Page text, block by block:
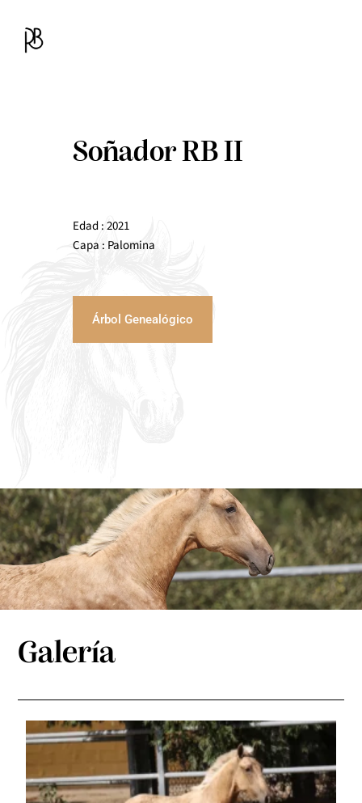
Saltar
Soñador RB II
Edad : 2021
Capa : Palomina
Árbol Genealógico
Galería